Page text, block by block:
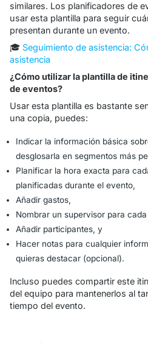
similares. Los planificadores de
usar esta plantilla para seguir
presentan durante un evento.
🎓 Seguimiento de asistencia:
asistencia
¿Cómo utilizar la plantilla de
de eventos?
Usar esta plantilla es bastante
una copia, puedes:
Indicar la información básica
desglosarla en segmentos más
Planificar la hora exacta para
planificadas durante el evento,
Añadir gastos,
Nombrar un supervisor para cada
Añadir participantes, y
Hacer notas para cualquier
quieras destacar (opcional).
Incluso puedes compartir este
del equipo para mantenerlos al
tiempo del evento.